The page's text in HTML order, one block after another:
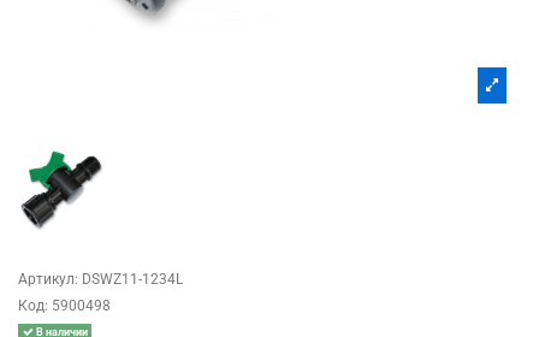
Артикул: DSWZ11-1234L
Код: 5900498
В наличии